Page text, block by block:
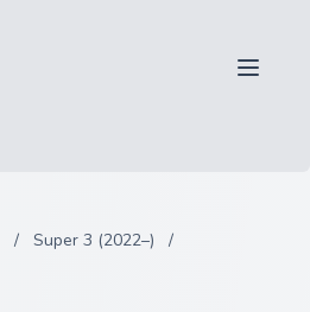
Anmelden
/ Super 3 (2022–)
/